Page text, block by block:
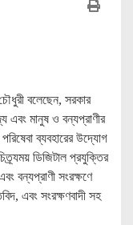
বলেছেন, সরকার
এবং মানুষ ও বন্যপ্রাণীর
ব্যবহারের উদ্যোগ
ডিজিটাল প্রযুক্তির
বন্যপ্রাণী সংরক্ষণে
এবং সংরক্ষণবাদী সহ